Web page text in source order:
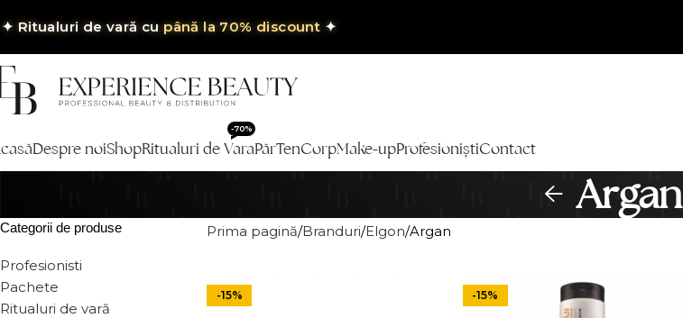
✦ Ritualuri de vară cupână la 70% discount ✦
Despre noiShopRitualuri de Vara
-70%
PărTenCorpMake-upProfesioniștiContact
Argan
Categorii de produse
Profesionisti
Pachete
Ritualuri de vară
Prima pagină Branduri Elgon Argan
-15% -15%